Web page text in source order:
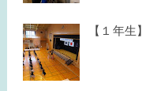
【１年